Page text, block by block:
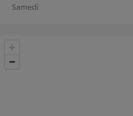
Samedi